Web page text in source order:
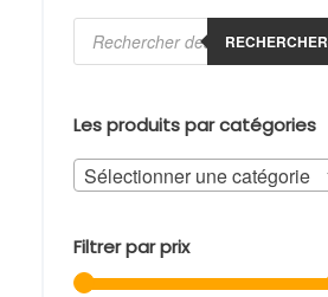
Recherche
de
produits
RECHERCHER
Les produits par catégories
Sélectionner une catégorie
Filtrer par prix